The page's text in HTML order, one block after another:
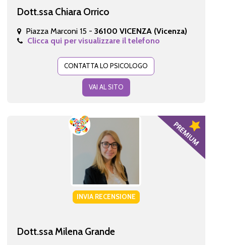
Dott.ssa Chiara Orrico
Piazza Marconi 15 - 36100 VICENZA (Vicenza)
Clicca qui per visualizzare il telefono
CONTATTA LO PSICOLOGO
VAI AL SITO
INVIA RECENSIONE
Dott.ssa Milena Grande